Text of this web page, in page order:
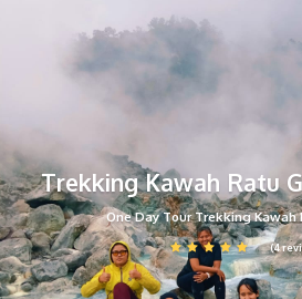
Trekking Kawah Ratu
One Day Tour Trekking Kawah
(4